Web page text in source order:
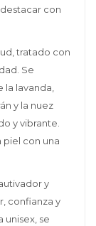
con
tratado con
Se
lavanda,
y la nuez
y vibrante.
piel con una
y
confianza y
unisex, se